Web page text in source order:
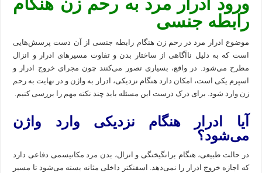
ورود ادرار مرد به رحم زن هنگام
رابطه جنسی
موضوع ادرار مرد در رحم زن هنگام رابطه جنسی از آن دست پرسش‌هایی
است که به دلیل ناآگاهی از ساختار بدن و تفاوت مسیرهای ادرار و انزال
مطرح می‌شود. در واقع، بسیاری تصور می‌کنند چون مجرای خروج ادرار و
اسپرم یکی است، امکان دارد هنگام نزدیکی، ادرار به واژن و در نهایت به رحم
زن وارد شود. برای درک درست این مسئله باید چند نکته مهم را بررسی کنیم.
آیا ادرار هنگام نزدیکی وارد واژن
می‌شود؟
در حالت طبیعی، هنگام برانگیختگی و انزال، بدن مرد مکانیسمی دفاعی دارد
که اجازه خروج ادرار را نمی‌دهد. اسفنکتر داخلی مثانه بسته می‌شود تا مسیر